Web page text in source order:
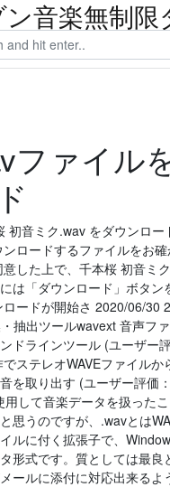
音楽無制
ファイル
初音ミク.wav をダウンロー
ロードするファイルをお確
した上で、千本桜 初音ミ
は「ダウンロード」ボタン
ードが開始さ 2020/06/30
抽出ツールwavext 音声フ
ドラインツール (ユーザー
ステレオWAVEファイルか
を取り出す (ユーザー評価
して音楽データを扱った
思うのですが、.wavとは
ルに付く拡張子で、
形式です。質としては最良
ールに添付に対応出来るよ